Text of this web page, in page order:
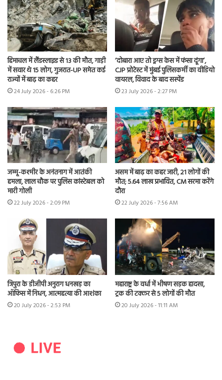
हिमाचल में लैंडस्लाइड से 13 की मौत, गाड़ी
में सवार थे 15 लोग, गुजरात-UP समेत कई
राज्यों में बाढ़ का कहर
24 July 2026 - 6:26 PM
‘दोबारा आए तो ड्रग्स केस में फंसा दूंगा’,
CJP प्रोटेस्ट में मुंबई पुलिसकर्मी का वीडियो
वायरल, विवाद के बाद सस्पेंड
23 July 2026 - 2:27 PM
जम्मू-कश्मीर के अनंतनाग में आतंकी
हमला, लाल चौक पर पुलिस कांस्टेबल को
मारी गोली
22 July 2026 - 2:09 PM
असम में बाढ़ का कहर जारी, 21 लोगों की
मौत; 5.64 लाख प्रभावित, CM सरमा करेंगे
दौरा
22 July 2026 - 7:56 AM
त्रिपुरा के डीजीपी अनुराग धनखड़ का
ऑफिस में निधन, आत्महत्या की आशंका
20 July 2026 - 2:53 PM
महाराष्ट्र के वर्धा में भीषण सड़क हादसा,
ट्रक की टक्कर से 5 लोगों की मौत
20 July 2026 - 11:11 AM